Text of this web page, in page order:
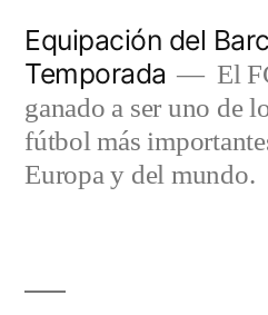
contenido
Equipación del
Temporada
El
ganado a ser uno de
fútbol más
Europa y del mundo.